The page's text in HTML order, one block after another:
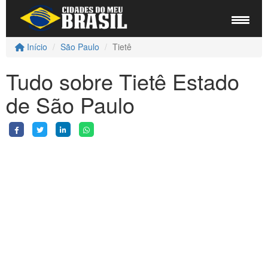
Início São Paulo Tietê
Tudo sobre Tietê Estado
de São Paulo